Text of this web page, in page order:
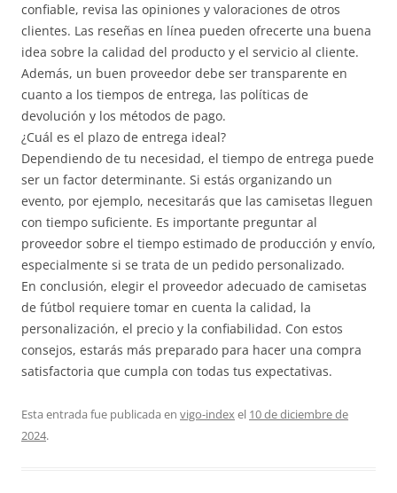
confiable, revisa las opiniones y valoraciones de otros
clientes. Las reseñas en línea pueden ofrecerte una buena
idea sobre la calidad del producto y el servicio al cliente.
Además, un buen proveedor debe ser transparente en
cuanto a los tiempos de entrega, las políticas de
devolución y los métodos de pago.
¿Cuál es el plazo de entrega ideal?
Dependiendo de tu necesidad, el tiempo de entrega puede
ser un factor determinante. Si estás organizando un
evento, por ejemplo, necesitarás que las camisetas lleguen
con tiempo suficiente. Es importante preguntar al
proveedor sobre el tiempo estimado de producción y envío,
especialmente si se trata de un pedido personalizado.
En conclusión, elegir el proveedor adecuado de camisetas
de fútbol requiere tomar en cuenta la calidad, la
personalización, el precio y la confiabilidad. Con estos
consejos, estarás más preparado para hacer una compra
satisfactoria que cumpla con todas tus expectativas.
Esta entrada fue publicada en vigo-indexel 10 de diciembre de
2024.